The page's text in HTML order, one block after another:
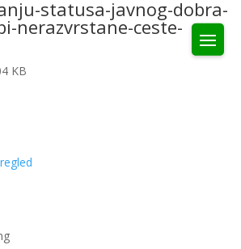
statusa-javnog-dobra-
nerazvrstane-ceste-
KB